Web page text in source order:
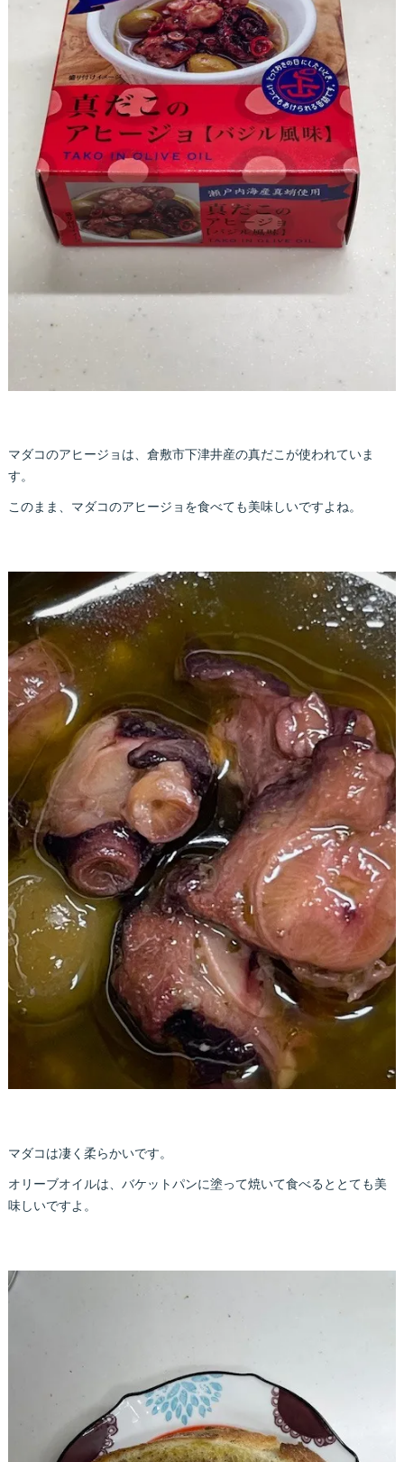
マダコのアヒージョは、倉敷市下津井産の真だこが使われていま
す。
このまま、マダコのアヒージョを食べても美味しいですよね。
マダコは凄く柔らかいです。
オリーブオイルは、バケットパンに塗って焼いて食べるととても美
味しいですよ。